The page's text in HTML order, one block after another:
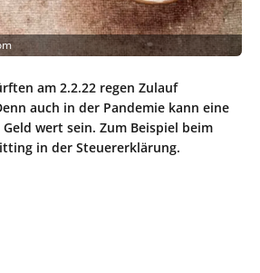
am 2.2.22 regen Zulauf
auch in der Pandemie kann eine
wert sein. Zum Beispiel beim
in der Steuererklärung.